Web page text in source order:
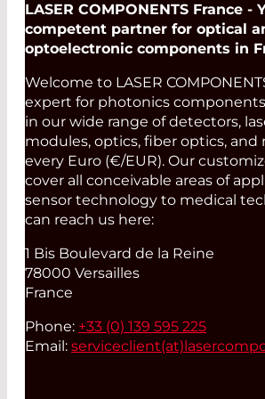
LASER COMPONENTS France -
competent partner for optical
optoelectronic components in
Welcome to LASER
expert for photonics
in our wide range of detectors,
modules, optics, fiber optics, and
every Euro (€/EUR). Our
cover all conceivable areas of
sensor technology to medical
can reach us here:
1 Bis Boulevard de la Reine
78000 Versailles
France
Phone: +33 (0) 139 595 225
Email: serviceclient(at)